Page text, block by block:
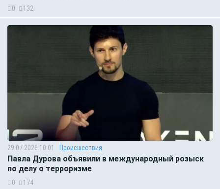
0 132
29.07.2026 10:01 Происшествия
Павла Дурова объявили в международный розыск
по делу о терроризме
0 174